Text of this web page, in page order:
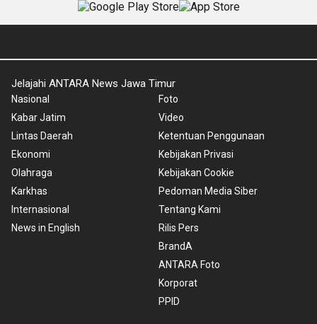
Jelajahi ANTARA News Jawa Timur
Nasional
Kabar Jatim
Lintas Daerah
Ekonomi
Olahraga
Karkhas
Internasional
News in English
Foto
Video
Ketentuan Penggunaan
Kebijakan Privasi
Kebijakan Cookie
Pedoman Media Siber
Tentang Kami
Rilis Pers
BrandA
ANTARA Foto
Korporat
PPID